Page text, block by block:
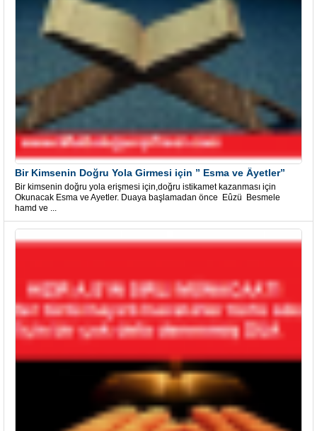
Bir Kimsenin Doğru Yola Girmesi için ” Esma ve Âyetler”
Bir kimsenin doğru yola erişmesi için,doğru istikamet kazanması için
Okunacak Esma ve Ayetler. Duaya başlamadan önce Eûzü Besmele
hamd ve ...